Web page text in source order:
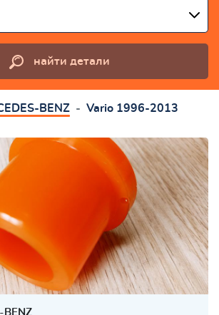
найти детали
BENZ Vario 1996-2013
BENZ